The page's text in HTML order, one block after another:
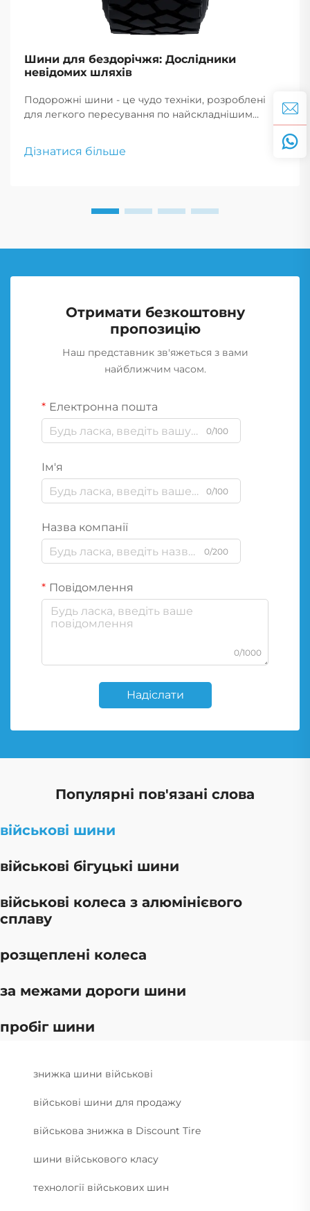
Шини для бездорічжя: Дослідники
невідомих шляхів
Подорожні шини - це чудо техніки, розроблені
для легкого пересування по найскладнішим
Дізнатися більше
Отримати безкоштовну
пропозицію
Наш представник зв'яжеться з вами
найближчим часом.
Електронна пошта
0/100
Ім'я
0/100
Назва компанії
0/200
Повідомлення
0/1000
Надіслати
Популярні пов'язані слова
військові шини
військові бігуцькі шини
військові колеса з алюмінієвого
сплаву
розщеплені колеса
за межами дороги шини
пробіг шини
знижка шини військові
військові шини для продажу
військова знижка в Discount Tire
шини військового класу
технології військових шин